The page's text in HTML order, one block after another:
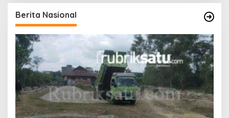
Berita Nasional